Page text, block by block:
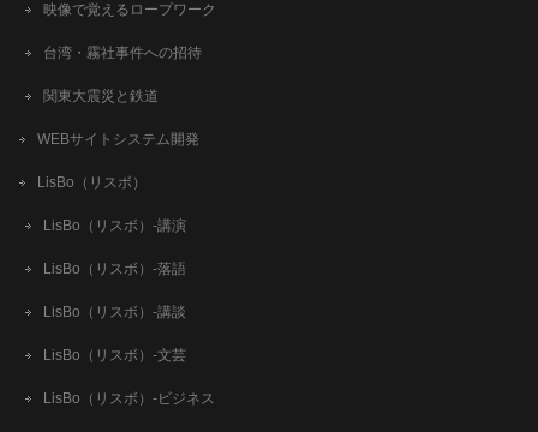
映像で覚えるロープワーク
台湾・霧社事件への招待
関東大震災と鉄道
WEBサイトシステム開発
LisBo（リスボ）
LisBo（リスボ）-講演
LisBo（リスボ）-落語
LisBo（リスボ）-講談
LisBo（リスボ）-文芸
LisBo（リスボ）-ビジネス